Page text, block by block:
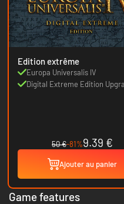
Edition extrême
Europa Universalis IV
Digital Extreme Edition
50 €-81%9.39 €
Ajouter au panier
Game features